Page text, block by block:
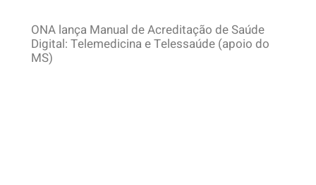
ONA lança Manual de Acreditação de Saúde
Digital: Telemedicina e Telessaúde (apoio do
MS)